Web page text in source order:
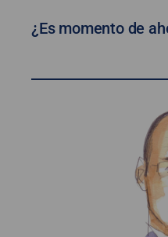
¿Es momento de